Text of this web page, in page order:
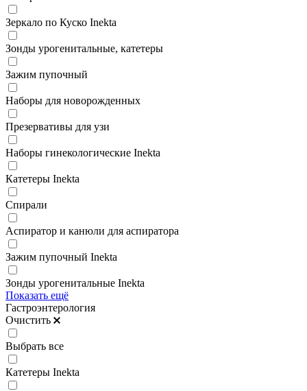
Зеркало по Куско Inekta
Зонды урогенитальные, катетеры
Зажим пупочный
Наборы для новорожденных
Презервативы для узи
Наборы гинекологические Inekta
Катетеры Inekta
Спирали
Аспиратор и канюли для аспиратора
Зажим пупочный Inekta
Зонды урогенитальные Inekta
Показать ещё
Гастроэнтерология
Очистить
Выбрать все
Катетеры Inekta